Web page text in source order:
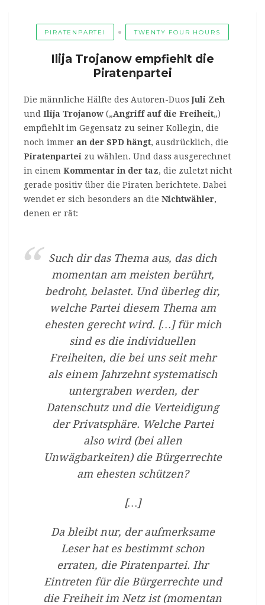
PIRATENPARTEI TWENTY FOUR HOURS
Ilija Trojanow empfiehlt die
Piratenpartei
Die männliche Hälfte des Autoren-DuosJuli Zeh
und Ilija Trojanow („Angriff auf die Freiheit„)
empfiehlt im Gegensatz zu seiner Kollegin, die
noch immer an der SPD hängt, ausdrücklich, die
Piratenpartei zu wählen. Und dass ausgerechnet
in einem Kommentar in der taz, die zuletzt nicht
gerade positiv über die Piraten berichtete. Dabei
wendet er sich besonders an die Nichtwähler,
denen er rät:
Such dir das Thema aus, das dich
momentan am meisten berührt,
bedroht, belastet. Und überleg dir,
welche Partei diesem Thema am
ehesten gerecht wird. […] für mich
sind es die individuellen
Freiheiten, die bei uns seit mehr
als einem Jahrzehnt systematisch
untergraben werden, der
Datenschutz und die Verteidigung
der Privatsphäre. Welche Partei
also wird (bei allen
Unwägbarkeiten) die Bürgerrechte
am ehesten schützen?
[…]
Da bleibt nur, der aufmerksame
Leser hat es bestimmt schon
erraten, die Piratenpartei. Ihr
Eintreten für die Bürgerrechte und
die Freiheit im Netz ist (momentan